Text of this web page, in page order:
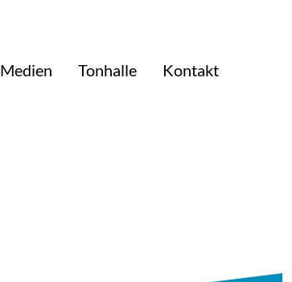
Medien Tonhalle
Kontakt